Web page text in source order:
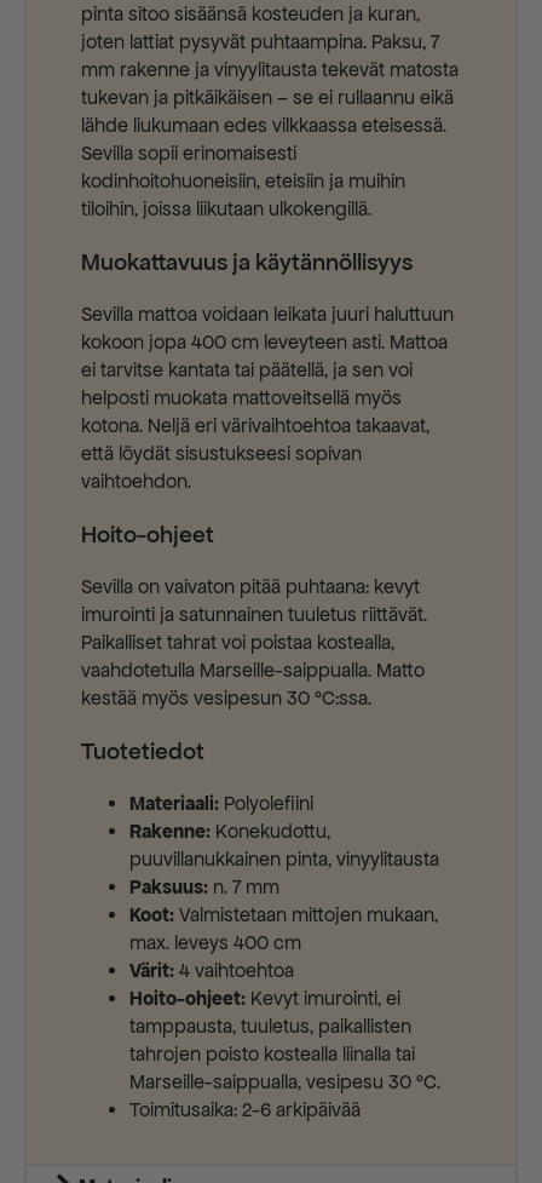
pinta sitoo sisäänsä kosteuden ja kuran,
joten lattiat pysyvät puhtaampina. Paksu, 7
mm rakenne ja vinyylitausta tekevät matosta
tukevan ja pitkäikäisen – se ei rullaannu eikä
lähde liukumaan edes vilkkaassa eteisessä.
Sevilla sopii erinomaisesti
kodinhoitohuoneisiin, eteisiin ja muihin
tiloihin, joissa liikutaan ulkokengillä.
Muokattavuus ja käytännöllisyys
Sevilla mattoa voidaan leikata juuri haluttuun
kokoon jopa 400 cm leveyteen asti. Mattoa
ei tarvitse kantata tai päätellä, ja sen voi
helposti muokata mattoveitsellä myös
kotona. Neljä eri värivaihtoehtoa takaavat,
että löydät sisustukseesi sopivan
vaihtoehdon.
Hoito-ohjeet
Sevilla on vaivaton pitää puhtaana: kevyt
imurointi ja satunnainen tuuletus riittävät.
Paikalliset tahrat voi poistaa kostealla,
vaahdotetulla Marseille-saippualla. Matto
kestää myös vesipesun 30 °C:ssa.
Tuotetiedot
Materiaali: Polyolefiini
Rakenne: Konekudottu,
puuvillanukkainen pinta, vinyylitausta
Paksuus: n. 7 mm
Koot: Valmistetaan mittojen mukaan,
max. leveys 400 cm
Värit: 4 vaihtoehtoa
Hoito-ohjeet: Kevyt imurointi, ei
tamppausta, tuuletus, paikallisten
tahrojen poisto kostealla liinalla tai
Marseille-saippualla, vesipesu 30 °C.
Toimitusaika: 2-6 arkipäivää